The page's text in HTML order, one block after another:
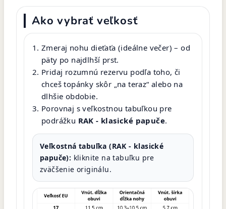
Ako vybrať veľkosť
Zmeraj nohu dieťaťa (ideálne večer) – od
päty po najdlhší prst.
Pridaj rozumnú rezervu podľa toho, či
chceš topánky skôr „na teraz“ alebo na
dlhšie obdobie.
Porovnaj s veľkostnou tabuľkou pre
podrážku RAK - klasické papuče.
Veľkostná tabuľka (RAK - klasické
papuče): kliknite na tabuľku pre
zväčšenie originálu.